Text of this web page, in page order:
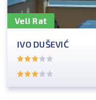
Veli Rat
IVO DUŠEVIĆ